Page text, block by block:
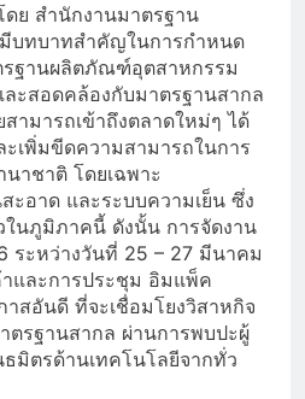
ย สำนักงานมาตรฐาน
บทบาทสำคัญในการกำหนด
ฐานผลิตภัณฑ์อุตสาหกรรม
ะสอดคล้องกับมาตรฐานสากล
ามารถเข้าถึงตลาดใหม่ๆ ได้
ะเพิ่มขีดความสามารถในการ
าชาติ โดยเฉพาะ
ะอาด และระบบความเย็น ซึ่ง
ในภูมิภาคนี้ ดังนั้น การจัดงาน
ระหว่างวันที่ 25 – 27 มีนาคม
และการประชุม อิมแพ็ค
าสอันดี ที่จะเชื่อมโยงวิสาหกิจ
ตรฐานสากล ผ่านการพบปะผู้
มิตรด้านเทคโนโลยีจากทั่ว